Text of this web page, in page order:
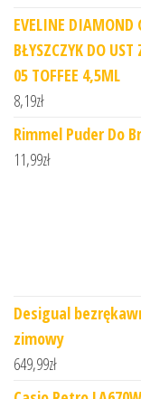
EVELINE DIAMOND
BŁYSZCZYK DO
05 TOFFEE 4,5ML
8,19zł
Rimmel Puder Do
11,99zł
Desigual
zimowy
649,99zł